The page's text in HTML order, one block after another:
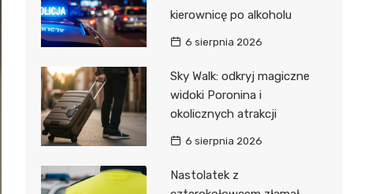
kierownicę po alkoholu
6 sierpnia 2026
Sky Walk: odkryj magiczne
widoki Poronina i
okolicznych atrakcji
6 sierpnia 2026
Nastolatek z